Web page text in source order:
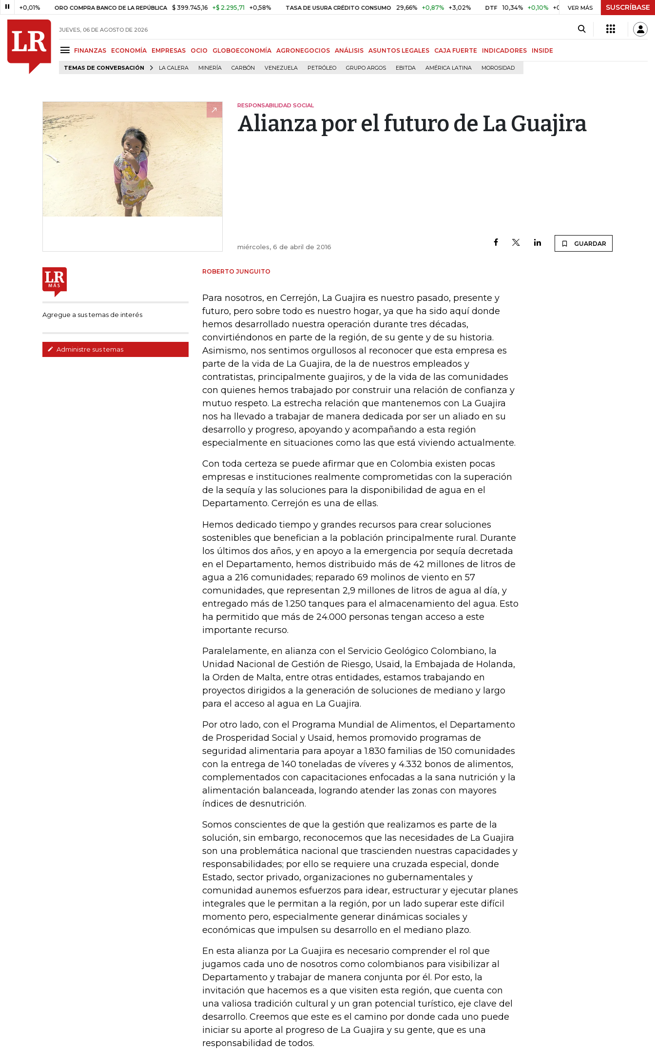
ORO COMPRA BANCO DE LA REPÚBLICA $ 399.745,16 +$ 2.295,71 +0,58% TASA DE USURA CRÉDITO CONSUMO 29,66% +0,87% +3,02% DTF 10,34% +0,10% +0,98% UVR $ 416,86 +$ 0,05
VER MÁS SUSCRÍBASE
JUEVES, 06 DE AGOSTO DE 2026
FINANZAS ECONOMÍA EMPRESAS OCIO GLOBOECONOMÍA AGRONEGOCIOS ANÁLISIS ASUNTOS LEGALES CAJA FUERTE INDICADORES INSIDE
TEMAS DE CONVERSACIÓN LA CALERA MINERÍA CARBÓN VENEZUELA PETRÓLEO GRUPO ARGOS EBITDA AMÉRICA LATINA MOROSIDAD
RESPONSABILIDAD SOCIAL
Alianza por el futuro de La Guajira
miércoles, 6 de abril de 2016 GUARDAR
Agregue a sus temas de interés
Administre sus temas
ROBERTO JUNGUITO
Para nosotros, en Cerrejón, La Guajira es nuestro pasado, presente y
futuro, pero sobre todo es nuestro hogar, ya que ha sido aquí donde
hemos desarrollado nuestra operación durante tres décadas,
convirtiéndonos en parte de la región, de su gente y de su historia.
Asimismo, nos sentimos orgullosos al reconocer que esta empresa es
parte de la vida de La Guajira, de la de nuestros empleados y
contratistas, principalmente guajiros, y de la vida de las comunidades
con quienes hemos trabajado por construir una relación de confianza y
mutuo respeto. La estrecha relación que mantenemos con La Guajira
nos ha llevado a trabajar de manera dedicada por ser un aliado en su
desarrollo y progreso, apoyando y acompañando a esta región
especialmente en situaciones como las que está viviendo actualmente.
Con toda certeza se puede afirmar que en Colombia existen pocas
empresas e instituciones realmente comprometidas con la superación
de la sequía y las soluciones para la disponibilidad de agua en el
Departamento. Cerrejón es una de ellas.
Hemos dedicado tiempo y grandes recursos para crear soluciones
sostenibles que benefician a la población principalmente rural. Durante
los últimos dos años, y en apoyo a la emergencia por sequía decretada
en el Departamento, hemos distribuido más de 42 millones de litros de
agua a 216 comunidades; reparado 69 molinos de viento en 57
comunidades, que representan 2,9 millones de litros de agua al día, y
entregado más de 1.250 tanques para el almacenamiento del agua. Esto
ha permitido que más de 24.000 personas tengan acceso a este
importante recurso.
Paralelamente, en alianza con el Servicio Geológico Colombiano, la
Unidad Nacional de Gestión de Riesgo, Usaid, la Embajada de Holanda,
la Orden de Malta, entre otras entidades, estamos trabajando en
proyectos dirigidos a la generación de soluciones de mediano y largo
para el acceso al agua en La Guajira.
Por otro lado, con el Programa Mundial de Alimentos, el Departamento
de Prosperidad Social y Usaid, hemos promovido programas de
seguridad alimentaria para apoyar a 1.830 familias de 150 comunidades
con la entrega de 140 toneladas de víveres y 4.332 bonos de alimentos,
complementados con capacitaciones enfocadas a la sana nutrición y la
alimentación balanceada, logrando atender las zonas con mayores
índices de desnutrición.
Somos conscientes de que la gestión que realizamos es parte de la
solución, sin embargo, reconocemos que las necesidades de La Guajira
son una problemática nacional que trascienden nuestras capacidades y
responsabilidades; por ello se requiere una cruzada especial, donde
Estado, sector privado, organizaciones no gubernamentales y
comunidad aunemos esfuerzos para idear, estructurar y ejecutar planes
integrales que le permitan a la región, por un lado superar este difícil
momento pero, especialmente generar dinámicas sociales y
económicas que impulsen su desarrollo en el mediano plazo.
En esta alianza por La Guajira es necesario comprender el rol que
jugamos cada uno de nosotros como colombianos para visibilizar al
Departamento y trabajar de manera conjunta por él. Por esto, la
invitación que hacemos es a que visiten esta región, que cuenta con
una valiosa tradición cultural y un gran potencial turístico, eje clave del
desarrollo. Creemos que este es el camino por donde cada uno puede
iniciar su aporte al progreso de La Guajira y su gente, que es una
responsabilidad de todos.